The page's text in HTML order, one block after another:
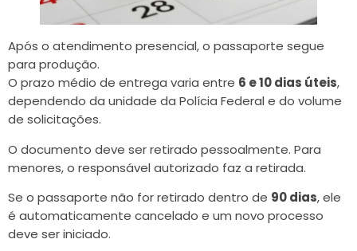
Após o atendimento presencial, o passaporte segue
para produção.
O prazo médio de entrega varia entre 6 e 10 dias úteis,
dependendo da unidade da Polícia Federal e do volume
de solicitações.
O documento deve ser retirado pessoalmente. Para
menores, o responsável autorizado faz a retirada.
Se o passaporte não for retirado dentro de 90 dias, ele
é automaticamente cancelado e um novo processo
deve ser iniciado.